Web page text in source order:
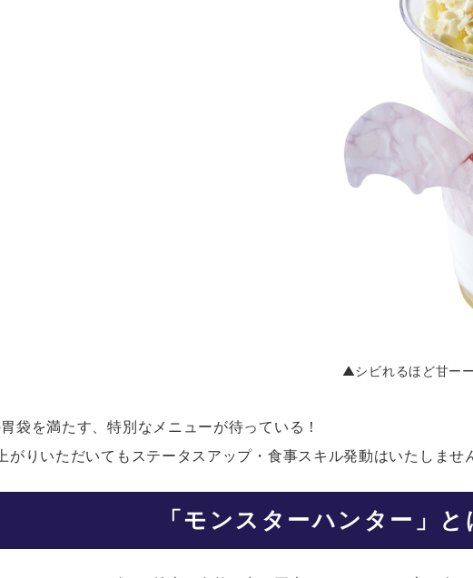
▲シビれるほど甘ー
袋を満たす、特別なメニューが待っている！
がりいただいてもステータスアップ・食事スキル発動はいたしませ
「モンスターハンター」と